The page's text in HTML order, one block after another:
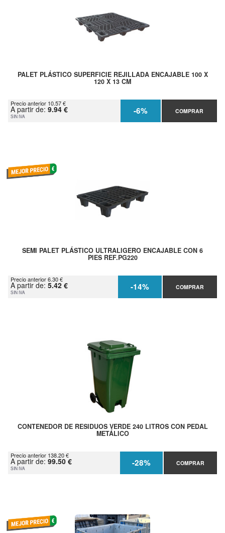
PALET PLÁSTICO SUPERFICIE REJILLADA ENCAJABLE 100 X
120 X 13 CM
Precio anterior 10.57 €
A partir de: 9.94 €
SIN IVA -6% COMPRAR
SEMI PALET PLÁSTICO ULTRALIGERO ENCAJABLE CON 6
PIES REF.PG220
Precio anterior 6.30 €
A partir de: 5.42 €
SIN IVA -14% COMPRAR
CONTENEDOR DE RESIDUOS VERDE 240 LITROS CON PEDAL
METÁLICO
Precio anterior 138.20 €
A partir de: 99.50 €
SIN IVA -28% COMPRAR